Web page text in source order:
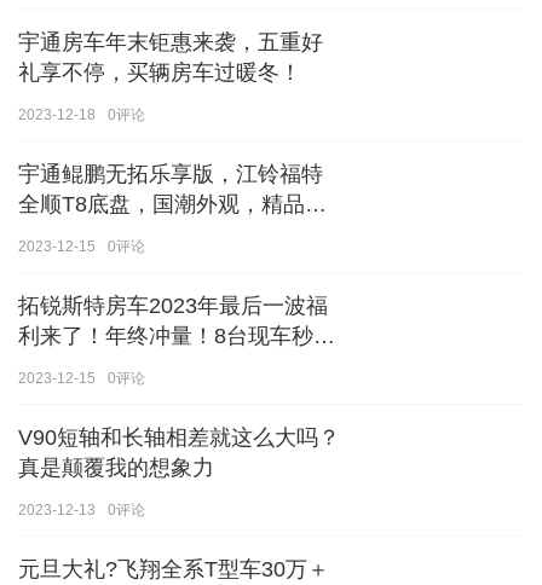
宇通房车年末钜惠来袭，五重好
礼享不停，买辆房车过暖冬！
2023-12-18 0评论
宇通鲲鹏无拓乐享版，江铃福特
全顺T8底盘，国潮外观，精品内
2023-12-15 0评论
拓锐斯特房车2023年最后一波福
利来了！年终冲量！8台现车秒杀
价！！手慢无！！！
2023-12-15 0评论
V90短轴和长轴相差就这么大吗？
真是颠覆我的想象力
2023-12-13 0评论
元旦大礼?飞翔全系T型车30万＋